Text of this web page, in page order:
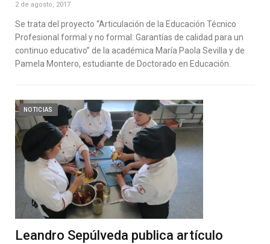
2 de agosto, 2017
Se trata del proyecto “Articulación de la Educación Técnico
Profesional formal y no formal: Garantías de calidad para un
continuo educativo” de la académica María Paola Sevilla y de
Pamela Montero, estudiante de Doctorado en Educación.
NOTICIAS
Leandro Sepúlveda publica artículo